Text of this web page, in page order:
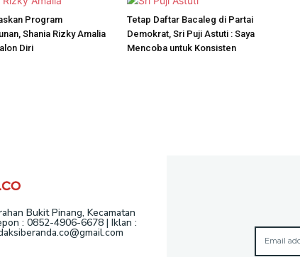
Program
Shania Rizky Amalia
Diri
Tetap Daftar Bacaleg di Partai
Demokrat, Sri Puji Astuti : Saya
Mencoba untuk Konsisten
Bukit Pinang, Kecamatan
: 0852-4906-6678 | Iklan :